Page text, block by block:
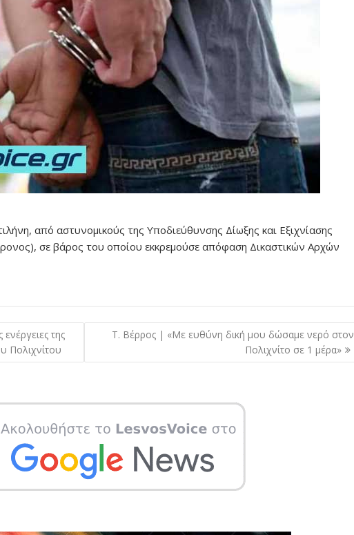
από αστυνομικούς της Υποδιεύθυνσης Δίωξης και Εξιχνίασης
σε βάρος του οποίου εκκρεμούσε απόφαση Δικαστικών Αρχών
της
Πολιχνίτου
Τ. Βέρρος | «Με ευθύνη δική μου δώσαμε νερό στον
Πολιχνίτο σε 1 μέρα»